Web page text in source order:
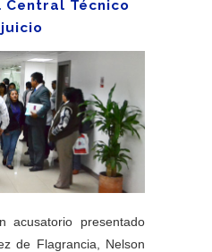
Técnico
acusatorio presentado
de Flagrancia, Nelson